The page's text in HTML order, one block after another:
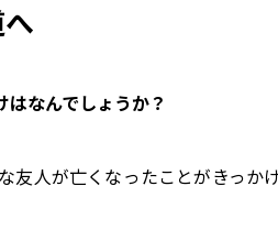
はなんでしょうか？
友人が亡くなったことがきっか